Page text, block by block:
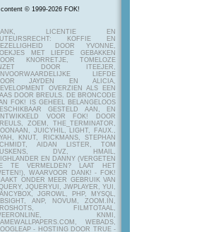
© 1999-2026 FOK!
LICENTIE EN
KOFFIE EN
DOOR YVONNE,
MET LIEFDE GEBAKKEN
KNORRETJE, TOMELOZE
DOOR ITEEJER,
LIEFDE
JAYDEN EN ALICIA,
OVERZIEN ALS EEN
DOOR BREULS. DE BRONCODE
FOK! IS GEHEEL BELANGELOOS
GESTELD AAN, EN
VOOR FOK! DOOR
ZOEM, THE_TERMINATOR,
JUICYHIL, LIGHT, FAUX.,
KNUT, RICKMANS, STEPHAN
AIDAN LISTER, TOM
DVZ, HMAIL,
EN DANNY (VERGETEN
TE VERMELDEN? LAAT HET
WAARVOOR DANK! - FOK!
ONDER MEER GEBRUIK VAN
JQUERYUI, JWPLAYER, YUI,
JGROWL, PHP, MYSQL,
ANP, NOVUM, ZOOM.IN,
FILMTOTAAL,
KNMI,
WEBADS,
- HOSTING DOOR TRUE -